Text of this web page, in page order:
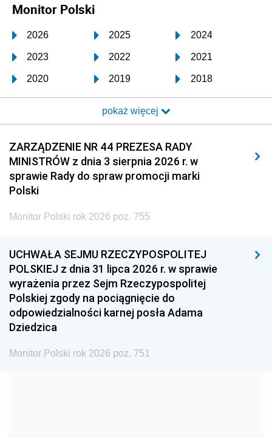
Monitor Polski
2026 2025 2024
2023 2022 2021
2020 2019 2018
2017 2016 2015
2014 2013 2012
2011 2010 2009
2008 2007 2006
2005
1996 1995 1994
1993 1992 1991
1990 1989
1987 1986 1985
pokaż więcej
ZARZĄDZENIE NR 44 PREZESA RADY
MINISTRÓW z dnia 3 sierpnia 2026 r. w
sprawie Rady do spraw promocji marki
Polski
Monitor Polski rok 2026 poz. 755
UCHWAŁA SEJMU RZECZYPOSPOLITEJ
POLSKIEJ z dnia 31 lipca 2026 r. w sprawie
wyrażenia przez Sejm Rzeczypospolitej
Polskiej zgody na pociągnięcie do
odpowiedzialności karnej posła Adama
Dziedzica
Monitor Polski rok 2026 poz. 751